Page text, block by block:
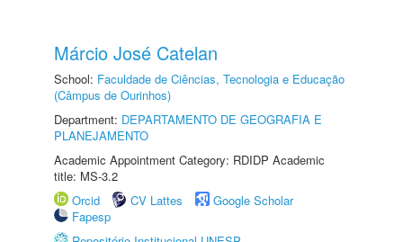
Márcio José Catelan
School: Faculdade de Ciências, Tecnologia e Educação
(Câmpus de Ourinhos)
Department: DEPARTAMENTO DE GEOGRAFIA E
PLANEJAMENTO
Academic Appointment Category: RDIDP Academic
title: MS-3.2
Orcid
CV Lattes
Google Scholar
Fapesp